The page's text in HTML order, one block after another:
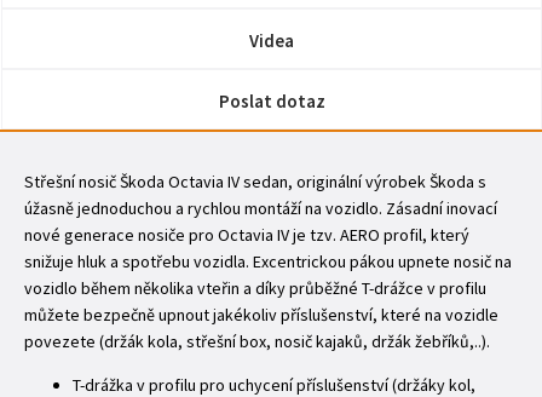
Videa
Poslat dotaz
Střešní nosič Škoda Octavia IV sedan, originální výrobek Škoda s
úžasně jednoduchou a rychlou montáží na vozidlo. Zásadní inovací
nové generace nosiče pro Octavia IV je tzv. AERO profil, který
snižuje hluk a spotřebu vozidla. Excentrickou pákou upnete nosič na
vozidlo během několika vteřin a díky průběžné T-drážce v profilu
můžete bezpečně upnout jakékoliv příslušenství, které na vozidle
povezete (držák kola, střešní box, nosič kajaků, držák žebříků,..).
T-drážka v profilu pro uchycení příslušenství (držáky kol,